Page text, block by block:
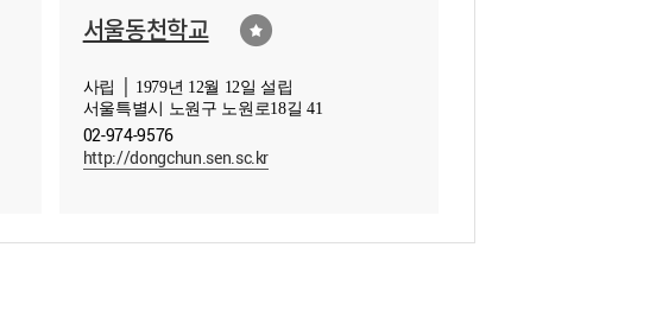
서울동천학교
사립 │ 1979년 12월 12일 설립
서울특별시 노원구 노원로18길 41
02-974-9576
http://dongchun.sen.sc.kr